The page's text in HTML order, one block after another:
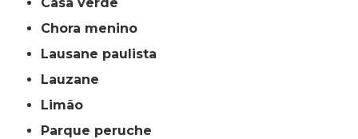
chora menino
lausane paulista
lauzane
limão
parque peruche